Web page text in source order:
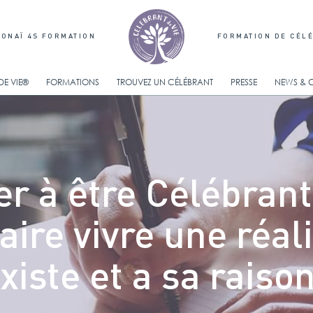
4S FORMATION FORMATION DE
VIE®
Devenez Célébrant de Vie®
FORMATIONS
Le programme de la
formation de Célébrant de
Atelier prise de parole en
cérémonie
Atelier co-développement
Atelier pratique de rituels
Atelier de storytelling
Comment se passent les
Combien ça coûte ?
TROUVEZ UN CÉLÉBRANT PRESSE NEWS &
à être
vivre une
et a sa